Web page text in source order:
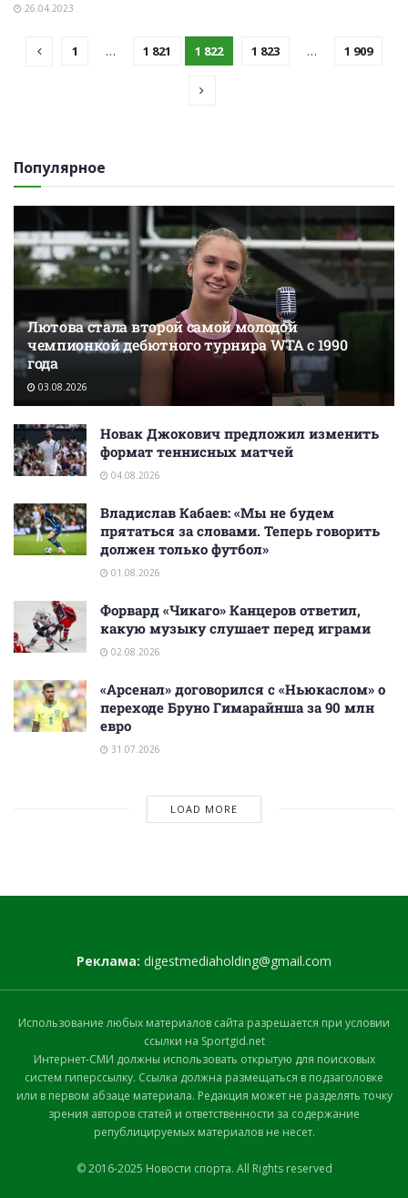
26.04.2023
1 … 1 821 1 822 1 823 … 1 909
Популярное
Лютова стала второй самой молодой
чемпионкой дебютного турнира WTA с 1990
года
03.08.2026
Новак Джокович предложил изменить
формат теннисных матчей
04.08.2026
Владислав Кабаев: «Мы не будем
прятаться за словами. Теперь говорить
должен только футбол»
01.08.2026
Форвард «Чикаго» Канцеров ответил,
какую музыку слушает перед играми
02.08.2026
«Арсенал» договорился с «Ньюкаслом» о
переходе Бруно Гимарайнша за 90 млн
евро
31.07.2026
LOAD MORE
Реклама: digestmediaholding@gmail.com
Использование любых материалов сайта разрешается при условии
ссылки на Sportgid.net
Интернет-СМИ должны использовать открытую для поисковых
систем гиперссылку. Ссылка должна размещаться в подзаголовке
или в первом абзаце материала. Редакция может не разделять точку
зрения авторов статей и ответственности за содержание
републицируемых материалов не несет.
© 2016-2025 Новости спорта. All Rights reserved